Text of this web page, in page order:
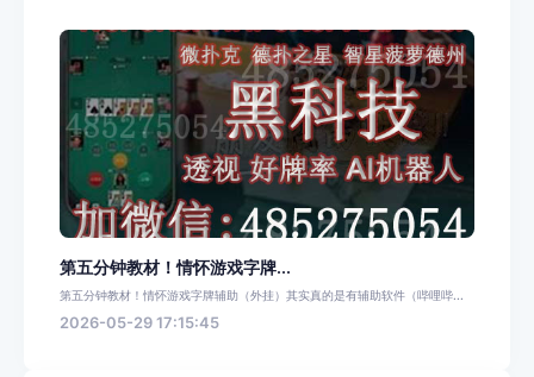
第五分钟教材！情怀游戏字牌...
第五分钟教材！情怀游戏字牌辅助（外挂）其实真的是有辅助软件（哔哩哔...
2026-05-29 17:15:45